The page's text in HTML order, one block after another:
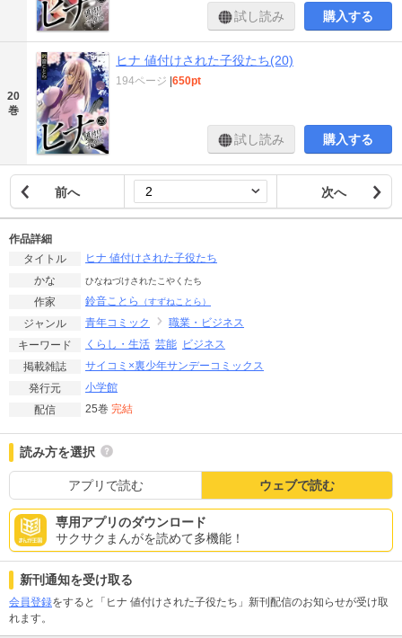
試し読み 購入する
20
巻
ヒナ 値付けされた子役たち(20)
194ページ |650pt
試し読み 購入する
前へ 次へ
作品詳細
タイトル
ヒナ 値付けされた子役たち
かな
ひなねづけされたこやくたち
作家 鈴音ことら （すずねことら）
ジャンル 青年コミック
職業・ビジネス
キーワード
くらし・生活 芸能 ビジネス
掲載雑誌
サイコミ×裏少年サンデーコミックス
発行元
小学館
配信
25巻 完結
読み方を選択
アプリで読む ウェブで読む
専用アプリのダウンロード
サクサクまんがを読めて多機能！
新刊通知を受け取る
会員登録をすると「ヒナ 値付けされた子役たち」新刊配信のお知らせが受け取
れます。